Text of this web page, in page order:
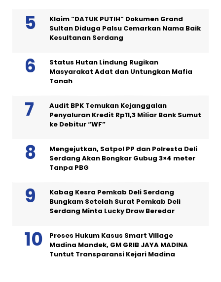
Klaim “DATUK PUTIH” Dokumen Grand
Sultan Diduga Palsu Cemarkan Nama Baik
Kesultanan Serdang
Status Hutan Lindung Rugikan
Masyarakat Adat dan Untungkan Mafia
Tanah
Audit BPK Temukan Kejanggalan
Penyaluran Kredit Rp11,3 Miliar Bank Sumut
ke Debitur “WF”
Mengejutkan, Satpol PP dan Polresta Deli
Serdang Akan Bongkar Gubug 3×4 meter
Tanpa PBG
Kabag Kesra Pemkab Deli Serdang
Bungkam Setelah Surat Pemkab Deli
Serdang Minta Lucky Draw Beredar
Proses Hukum Kasus Smart Village
Madina Mandek, GM GRIB JAYA MADINA
Tuntut Transparansi Kejari Madina